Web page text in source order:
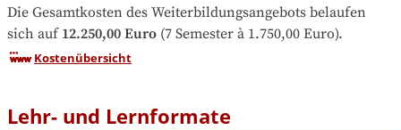
Die Gesamtkosten des Weiterbildungsangebots belaufen
sich auf 12.250,00 Euro (7 Semester à 1.750,00 Euro).
Kostenübersicht
Lehr- und Lernformate